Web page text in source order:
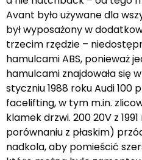
Avant było używane dla
był wyposażony w
trzecim rzędzie –
hamulcami ABS, ponieważ
hamulcami znajdowała się
styczniu 1988 roku Audi 100
facelifting, w tym m.in.
klamek drzwi. 200 20V z
porównaniu z płaskim)
nadkola, aby pomieścić